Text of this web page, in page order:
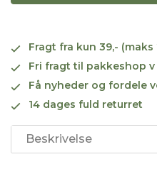
Fragt fra kun 39,- (maks
Fri fragt til pakkeshop
Få nyheder og fordele
14 dages fuld returret
Beskrivelse